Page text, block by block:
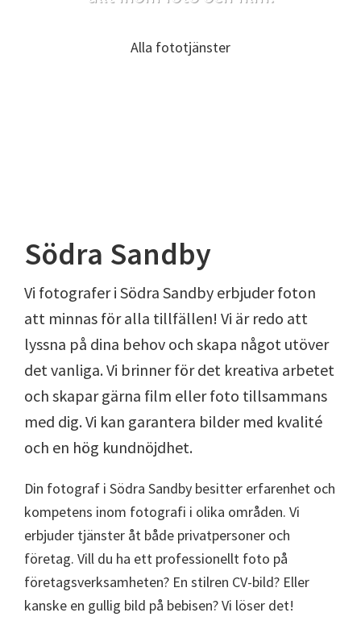
Alla fototjänster
Södra Sandby
Vi fotografer i Södra Sandby erbjuder foton
att minnas för alla tillfällen! Vi är redo att
lyssna på dina behov och skapa något utöver
det vanliga. Vi brinner för det kreativa arbetet
och skapar gärna film eller foto tillsammans
med dig. Vi kan garantera bilder med kvalité
och en hög kundnöjdhet.
Din fotograf i Södra Sandby besitter erfarenhet och
kompetens inom fotografi i olika områden. Vi
erbjuder tjänster åt både privatpersoner och
företag. Vill du ha ett professionellt foto på
företagsverksamheten? En stilren CV-bild? Eller
kanske en gullig bild på bebisen? Vi löser det!